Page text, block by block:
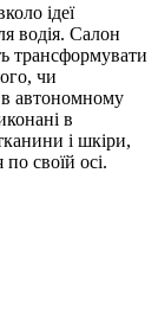
ідеї
водія. Салон
трансформувати
чи
в автономному
в
і шкіри,
своїй осі.